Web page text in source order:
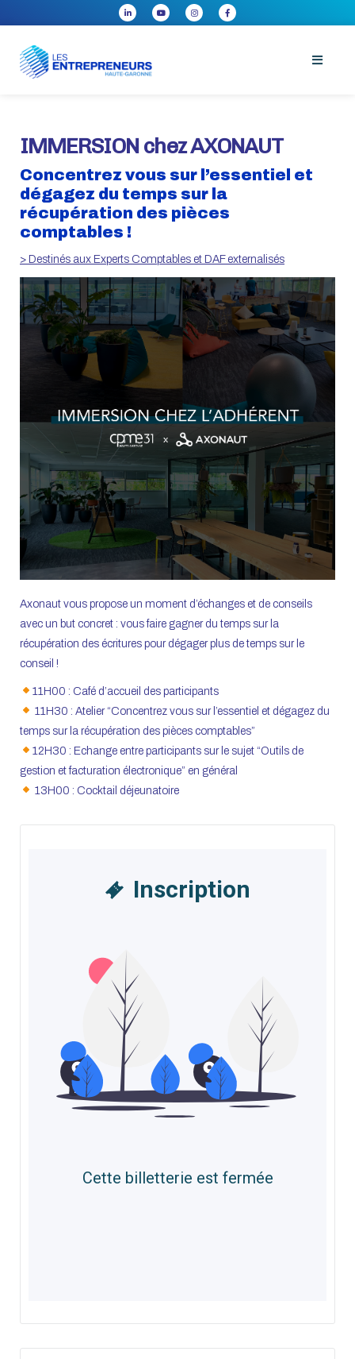
IMMERSION chez AXONAUT
Concentrez vous sur l’essentiel et
dégagez du temps sur la
récupération des pièces
comptables !
> Destinés aux Experts Comptables et DAF externalisés
Axonaut vous propose un moment d’échanges et de conseils
avec un but concret : vous faire gagner du temps sur la
récupération des écritures pour dégager plus de temps sur le
conseil !
11H00 : Café d’accueil des participants
11H30 : Atelier “Concentrez vous sur l’essentiel et dégagez du
temps sur la récupération des pièces comptables”
12H30 : Echange entre participants sur le sujet “Outils de
gestion et facturation électronique” en général
13H00 : Cocktail déjeunatoire